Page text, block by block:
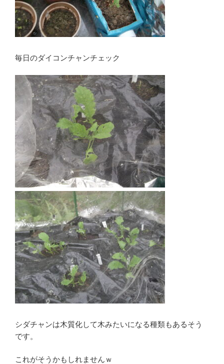
毎日のダイコンチャンチェック
シダチャンは木質化して木みたいになる種類もあるそう
です。
これがそうかもしれませんｗ